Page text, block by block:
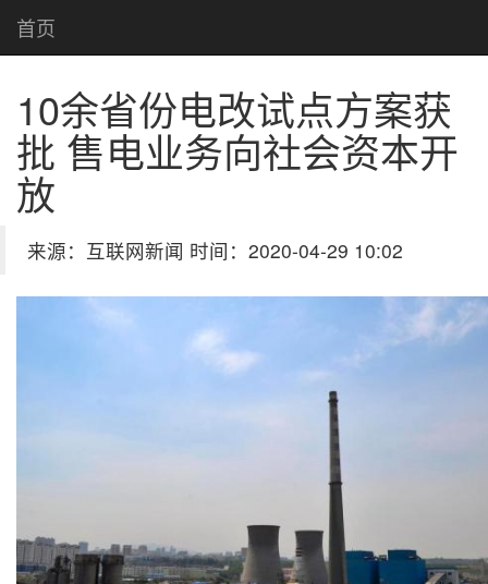
首页
10余省份电改试点方案获
批 售电业务向社会资本开
放
来源：互联网新闻 时间：2020-04-29 10:02